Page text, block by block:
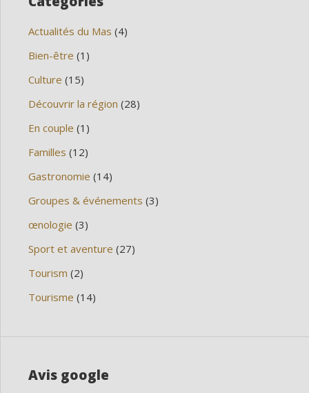
Actualités du Mas (4)
Bien-être (1)
Culture (15)
Découvrir la région (28)
En couple (1)
Familles (12)
Gastronomie (14)
Groupes & événements (3)
œnologie (3)
Sport et aventure (27)
Tourism (2)
Tourisme (14)
Avis google